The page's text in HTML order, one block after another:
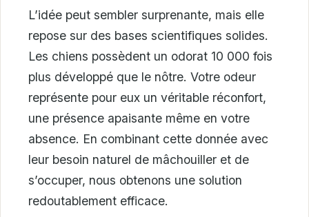
L’idée peut sembler surprenante, mais elle
repose sur des bases scientifiques solides.
Les chiens possèdent un odorat 10 000 fois
plus développé que le nôtre. Votre odeur
représente pour eux un véritable réconfort,
une présence apaisante même en votre
absence. En combinant cette donnée avec
leur besoin naturel de mâchouiller et de
s’occuper, nous obtenons une solution
redoutablement efficace.